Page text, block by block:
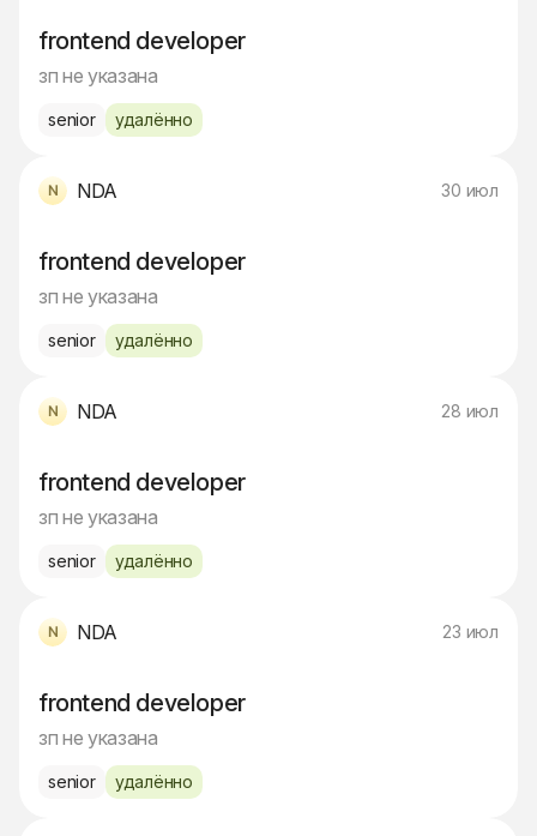
frontend developer
зп не указана
senior удалённо
NDA 30 июл
frontend developer
зп не указана
senior удалённо
NDA 28 июл
frontend developer
зп не указана
senior удалённо
NDA 23 июл
frontend developer
зп не указана
senior удалённо